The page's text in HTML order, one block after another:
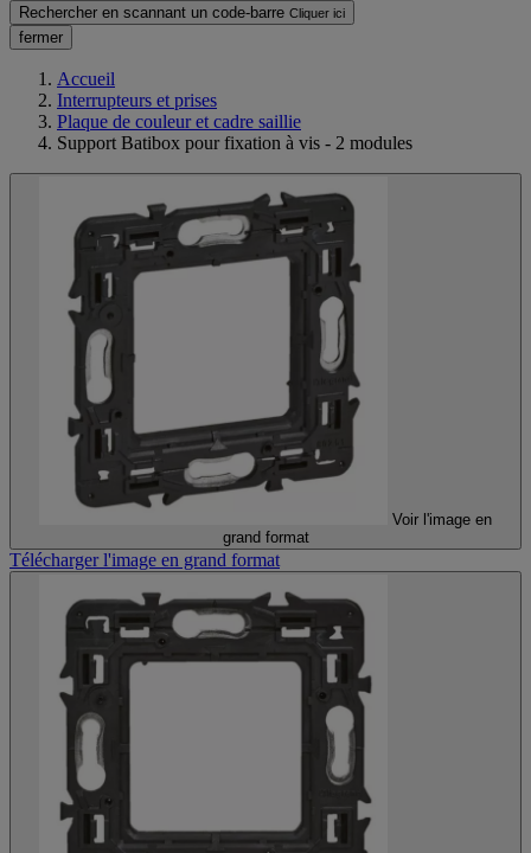
Rechercher en scannant un code-barre Cliquer ici
fermer
Accueil
Interrupteurs et prises
Plaque de couleur et cadre saillie
Support Batibox pour fixation à vis - 2 modules
Voir l'image en
grand format
Télécharger l'image en grand format